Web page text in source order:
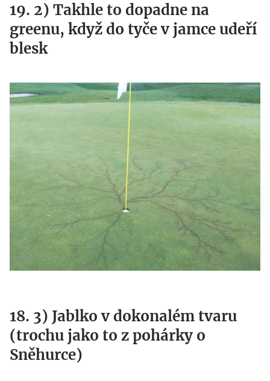
19. 2) Takhle to dopadne na
greenu, když do tyče v jamce udeří
blesk
18. 3) Jablko v dokonalém tvaru
(trochu jako to z pohárky o
Sněhurce)